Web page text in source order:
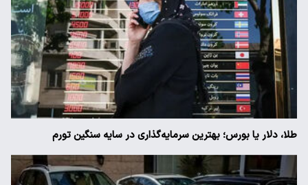
طلا، دلار یا بورس؛ بهترین سرمایه‌گذاری در سایه سنگین تورم